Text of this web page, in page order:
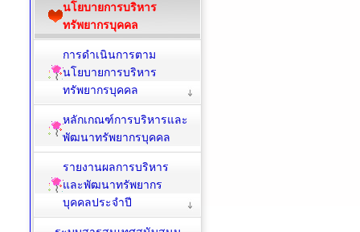
นโยบายการบริหาร
ทรัพยากรบุคคล
การดำเนินการตาม
นโยบายการบริหาร
ทรัพยากรบุคคล
หลักเกณฑ์การบริหารและ
พัฒนาทรัพยากรบุคคล
รายงานผลการบริหาร
และพัฒนาทรัพยากร
บุคคลประจำปี